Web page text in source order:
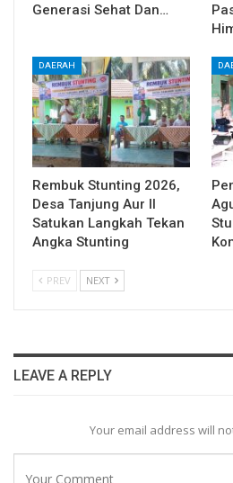
Generasi Sehat Dan…
DAERAH
Rembuk Stunting 2026,
Desa Tanjung Aur II
Satukan Langkah Tekan
Angka Stunting
PREV NEXT
LEAVE A REPLY
Your email address will